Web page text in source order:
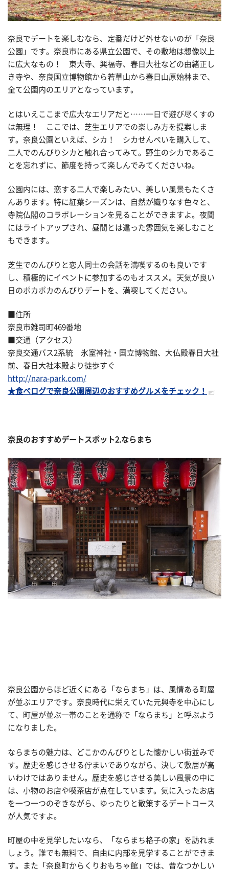
奈良でデートを楽しむなら、定番だけど外せないのが「奈良
公園」です。奈良市にある県立公園で、その敷地は想像以上
に広大なもの！ 東大寺、興福寺、春日大社などの由緒正し
き寺や、奈良国立博物館から若草山から春日山原始林まで、
全て公園内のエリアとなっています。
とはいえここまで広大なエリアだと……一日で遊び尽くすの
は無理！ ここでは、芝生エリアでの楽しみ方を提案しま
す。奈良公園といえば、シカ！ シカせんべいを購入して、
二人でのんびりシカと触れ合ってみて。野生のシカであるこ
とを忘れずに、節度を持って楽しんでみてくださいね。
公園内には、恋する二人で楽しみたい、美しい風景もたくさ
んあります。特に紅葉シーズンは、自然が織りなす色々と、
寺院仏閣のコラボレーションを見ることができますよ。夜間
にはライトアップされ、昼間とは違った雰囲気を楽しむこと
もできます。
芝生でのんびりと恋人同士の会話を満喫するのも良いです
し、積極的にイベントに参加するのもオススメ。天気が良い
日のポカポカのんびりデートを、満喫してください。
■住所
奈良市雑司町469番地
■交通（アクセス）
奈良交通バス2系統 氷室神社・国立博物館、大仏殿春日大社
前、春日大社本殿より徒歩すぐ
http://nara-park.com/
★食べログで奈良公園周辺のおすすめグルメをチェック！
奈良のおすすめデートスポット2.ならまち
奈良公園からほど近くにある「ならまち」は、風情ある町屋
が並ぶエリアです。奈良時代に栄えていた元興寺を中心にし
て、町屋が並ぶ一帯のことを通称で「ならまち」と呼ぶよう
になりました。
ならまちの魅力は、どこかのんびりとした懐かしい街並みで
す。歴史を感じさせる佇まいでありながら、決して敷居が高
いわけではありません。歴史を感じさせる美しい風景の中に
は、小物のお店や喫茶店が点在しています。気に入ったお店
を一つ一つのぞきながら、ゆったりと散策するデートコース
が人気ですよ。
町屋の中を見学したいなら、「ならまち格子の家」を訪れま
しょう。誰でも無料で、自由に内部を見学することができま
す。また「奈良町からくりおもちゃ館」では、昔なつかしい